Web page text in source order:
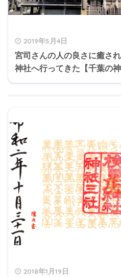
2019年5月4日
宮司さんの人の良さに癒さ
神社へ行ってきた【千葉の神
2018年1月19日